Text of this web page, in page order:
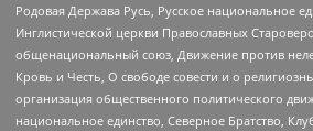
Родовая Держава Русь, Русское национальное
Инглистической церкви Православных
общенациональный союз, Движение против
Кровь и Честь, О свободе совести и о
организация общественного политического
национальное единство, Северное Братство,